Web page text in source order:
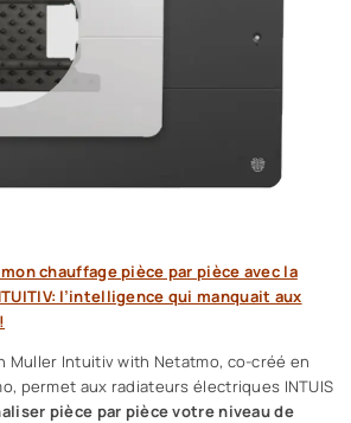
chauffage pièce par pièce avec la
l’intelligence qui manquait aux
Muller Intuitiv with Netatmo, co-créé en
permet aux radiateurs électriques INTUIS
pièce par pièce votre niveau de